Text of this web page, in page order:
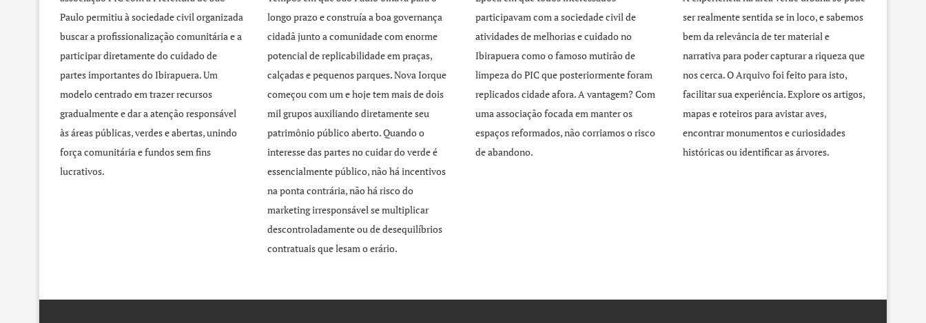
Paulo permitiu à sociedade civil organizada
buscar a profissionalização comunitária e a
participar diretamente do cuidado de
partes importantes do Ibirapuera. Um
modelo centrado em trazer recursos
gradualmente e dar a atenção responsável
às áreas públicas, verdes e abertas, unindo
força comunitária e fundos sem fins
lucrativos.
longo prazo e construía a boa governança
cidadã junto a comunidade com enorme
potencial de replicabilidade em praças,
calçadas e pequenos parques. Nova Iorque
começou com um e hoje tem mais de dois
mil grupos auxiliando diretamente seu
patrimônio público aberto. Quando o
interesse das partes no cuidar do verde é
essencialmente público, não há incentivos
na ponta contrária, não há risco do
marketing irresponsável se multiplicar
descontroladamente ou de desequilíbrios
contratuais que lesam o erário.
participavam com a sociedade civil de
atividades de melhorias e cuidado no
Ibirapuera como o famoso mutirão de
limpeza do PIC que posteriormente foram
replicados cidade afora. A vantagem? Com
uma associação focada em manter os
espaços reformados, não corriamos o risco
de abandono.
ser realmente sentida se in loco, e sabemos
bem da relevância de ter material e
narrativa para poder capturar a riqueza que
nos cerca. O Arquivo foi feito para isto,
facilitar sua experiência. Explore os artigos,
mapas e roteiros para avistar aves,
encontrar monumentos e curiosidades
históricas ou identificar as árvores.